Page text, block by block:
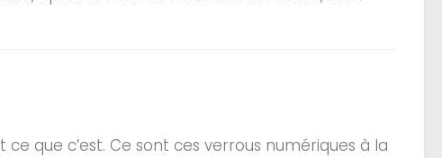
que c’est. Ce sont ces verrous numériques à la